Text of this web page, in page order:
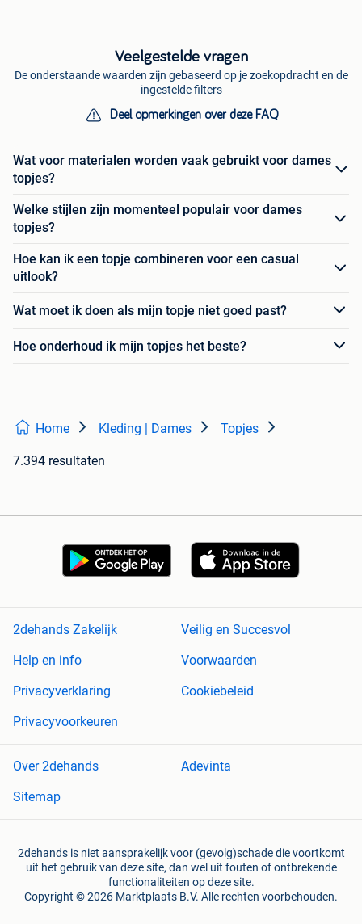
Veelgestelde vragen
De onderstaande waarden zijn gebaseerd op je zoekopdracht en de
ingestelde filters
Deel opmerkingen over deze FAQ
Wat voor materialen worden vaak gebruikt voor dames
topjes?
Welke stijlen zijn momenteel populair voor dames
topjes?
Hoe kan ik een topje combineren voor een casual
uitlook?
Wat moet ik doen als mijn topje niet goed past?
Hoe onderhoud ik mijn topjes het beste?
Home Kleding | Dames Topjes
7.394 resultaten
2dehands Zakelijk
Veilig en Succesvol
Help en info
Voorwaarden
Privacyverklaring
Cookiebeleid
Privacyvoorkeuren
Over 2dehands
Adevinta
Sitemap
2dehands is niet aansprakelijk voor (gevolg)schade die voortkomt
uit het gebruik van deze site, dan wel uit fouten of ontbrekende
functionaliteiten op deze site.
Copyright © 2026 Marktplaats B.V. Alle rechten voorbehouden.